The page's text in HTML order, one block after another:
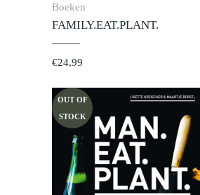
Boeken
FAMILY.EAT.PLANT.
€24,99
OUT OF
STOCK